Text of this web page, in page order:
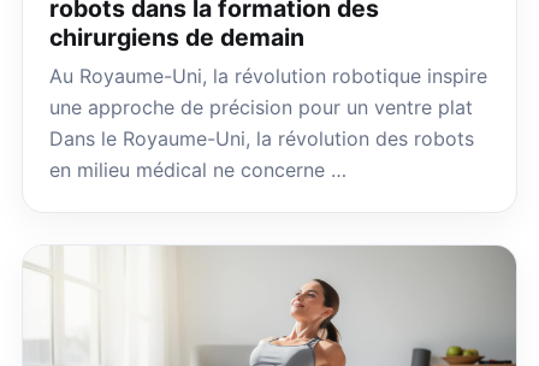
robots dans la formation des
chirurgiens de demain
Au Royaume-Uni, la révolution robotique inspire
une approche de précision pour un ventre plat
Dans le Royaume-Uni, la révolution des robots
en milieu médical ne concerne …